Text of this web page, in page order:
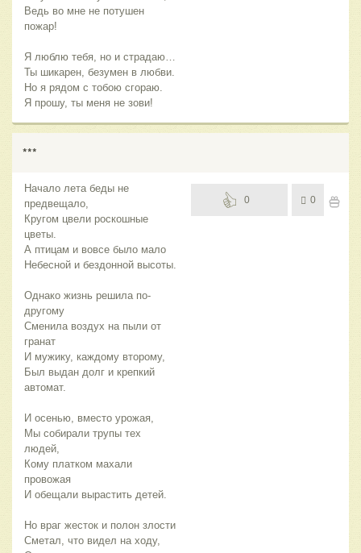
Ведь во мне не потушен
пожар!
Я люблю тебя, но и страдаю…
Ты шикарен, безумен в любви.
Но я рядом с тобою сгораю.
Я прошу, ты меня не зови!
***
Начало лета беды не
предвещало,
Кругом цвели роскошные
цветы.
А птицам и вовсе было мало
Небесной и бездонной высоты.
Однако жизнь решила по-
другому
Сменила воздух на пыли от
гранат
И мужику, каждому второму,
Был выдан долг и крепкий
автомат.
И осенью, вместо урожая,
Мы собирали трупы тех
людей,
Кому платком махали
провожая
И обещали вырастить детей.
Но враг жесток и полон злости
Сметал, что видел на ходу,
0 0